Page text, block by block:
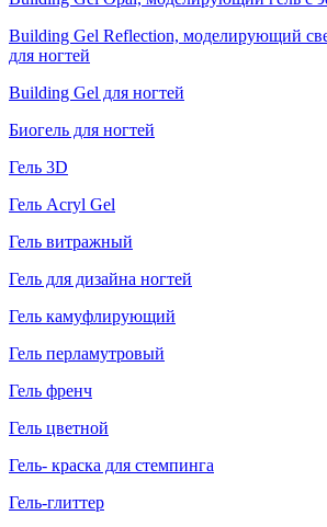
Building Gel Reflection, моделирующий
для ногтей
Building Gel для ногтей
Биогель для ногтей
Гель 3D
Гель Acryl Gel
Гель витражный
Гель для дизайна ногтей
Гель камуфлирующий
Гель перламутровый
Гель френч
Гель цветной
Гель- краска для стемпинга
Гель-глиттер